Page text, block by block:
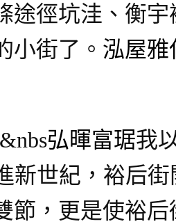
途徑坑洼、衡
小街了。 泓屋雅
&nbs弘暉富琚我
新世紀，裕后
節，更是使裕